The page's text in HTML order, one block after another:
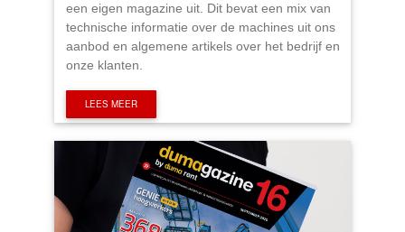
een eigen magazine uit. Dit bevat een mix van
technische informatie over de machines uit ons
aanbod en algemene artikels over het bedrijf en
onze klanten.
LEES MEER